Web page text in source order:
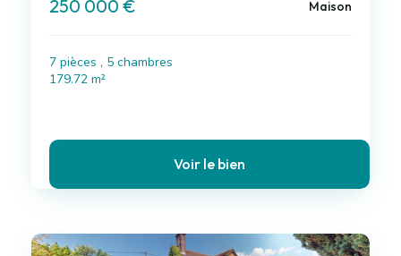
250 000 € Maison
7 pièces , 5 chambres
179.72 m²
Voir le bien